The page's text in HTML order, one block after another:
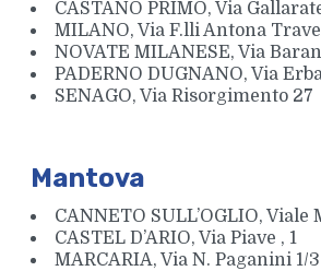
CASTANO PRIMO, Via
MILANO, Via F.lli Antona
NOVATE MILANESE, Via
PADERNO DUGNANO, Via
SENAGO, Via Risorgimento 27
Mantova
CANNETO SULL’OGLIO, Viale
CASTEL D’ARIO, Via Piave , 1
MARCARIA, Via N. Paganini 1/3